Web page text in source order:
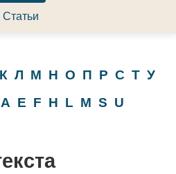
Статьи
К Л М Н О П Р С Т У
A E F H L M S U